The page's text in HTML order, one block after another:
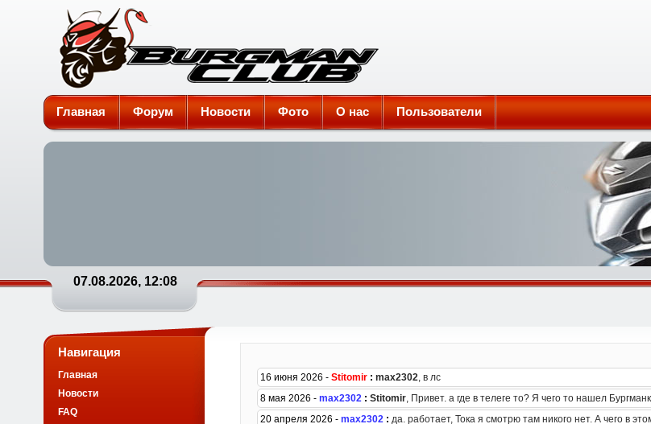
Burgman-Club
Главная Форум Новости Фото О нас Пользователи
07.08.2026, 12:08
Навигация
Главная
Новости
FAQ